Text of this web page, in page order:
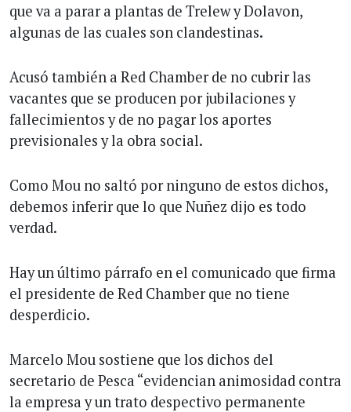
que va a parar a plantas de Trelew y Dolavon,
algunas de las cuales son clandestinas.
Acusó también a Red Chamber de no cubrir las
vacantes que se producen por jubilaciones y
fallecimientos y de no pagar los aportes
previsionales y la obra social.
Como Mou no saltó por ninguno de estos dichos,
debemos inferir que lo que Nuñez dijo es todo
verdad.
Hay un último párrafo en el comunicado que firma
el presidente de Red Chamber que no tiene
desperdicio.
Marcelo Mou sostiene que los dichos del
secretario de Pesca “evidencian animosidad contra
la empresa y un trato despectivo permanente